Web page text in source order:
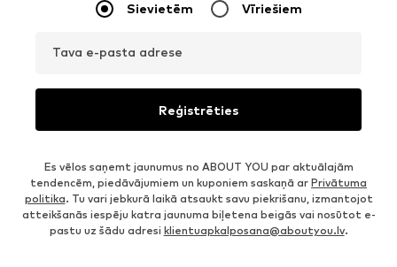
Sievietēm Vīriešiem
Tava e-pasta adrese
Reģistrēties
Es vēlos saņemt jaunumus no ABOUT YOU par aktuālajām
tendencēm, piedāvājumiem un kuponiem saskaņā ar Privātuma
politika. Tu vari jebkurā laikā atsaukt savu piekrišanu, izmantojot
atteikšanās iespēju katra jaunuma biļetena beigās vai nosūtot e-
pastu uz šādu adresi klientuapkalposana@aboutyou.lv.